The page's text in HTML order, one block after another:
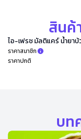
สินค้
ไอ-เฟรช มัลติแคร์ น้ำยาบ้
ราคาสมาชิก
ราคาปกติ
บท